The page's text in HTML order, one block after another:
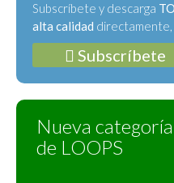
Subscríbete y descarga
alta calidad directamente,
Subscríbete
Nueva categoría
de LOOPS